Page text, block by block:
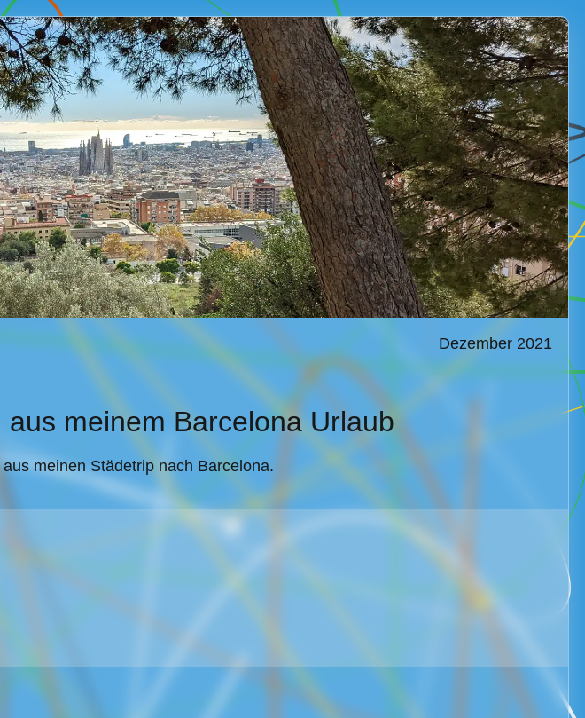
Dezember 2021
meinem Barcelona Urlaub
meinen Städetrip nach Barcelona.